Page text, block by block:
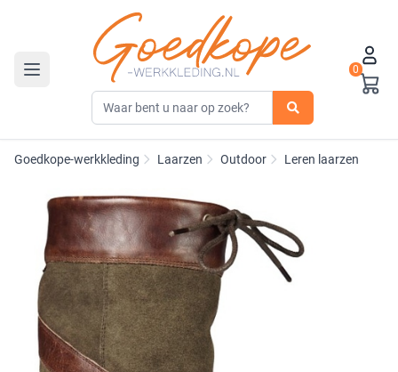
Toggle navigation
0
Goedkope-werkkleding Laarzen Outdoor Leren laarzen